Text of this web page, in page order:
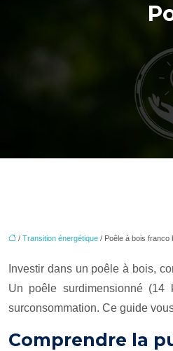
/ Transition énergétique / Poêle à bois franco
Investir dans un poêle à bois,
Un poêle surdimensionné
surconsommation. Ce guide
Comprendre la